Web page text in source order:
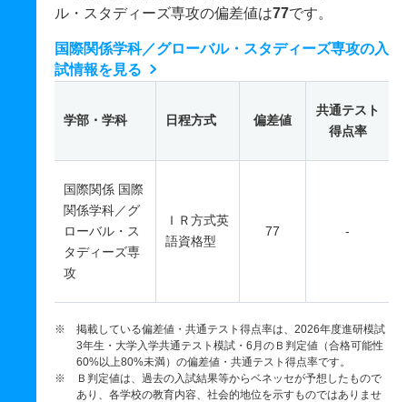
ル・スタディーズ専攻の偏差値は77です。
国際関係学科／グローバル・スタディーズ専攻の入
試情報を見る
学部・学科 日程方式 偏差値
共通テスト
得点率
国際関係 国際
関係学科／グ
ローバル・ス
タディーズ専
攻
ＩＲ方式英
語資格型
77 -
※ 掲載している偏差値・共通テスト得点率は、2026年度進研模試
3年生・大学入学共通テスト模試・6月のＢ判定値（合格可能性
60%以上80%未満）の偏差値・共通テスト得点率です。
※ Ｂ判定値は、過去の入試結果等からベネッセが予想したもので
あり、各学校の教育内容、社会的地位を示すものではありませ